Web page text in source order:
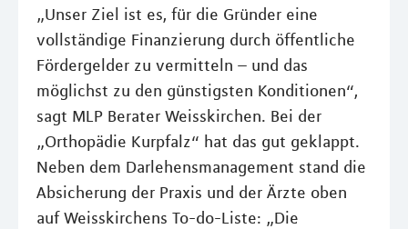
„Unser Ziel ist es, für die Gründer eine
vollständige Finanzierung durch öffentliche
Fördergelder zu vermitteln – und das
möglichst zu den günstigsten Konditionen“,
sagt MLP Berater Weisskirchen. Bei der
„Orthopädie Kurpfalz“ hat das gut geklappt.
Neben dem Darlehensmanagement stand die
Absicherung der Praxis und der Ärzte oben
auf Weisskirchens To-do-Liste: „Die